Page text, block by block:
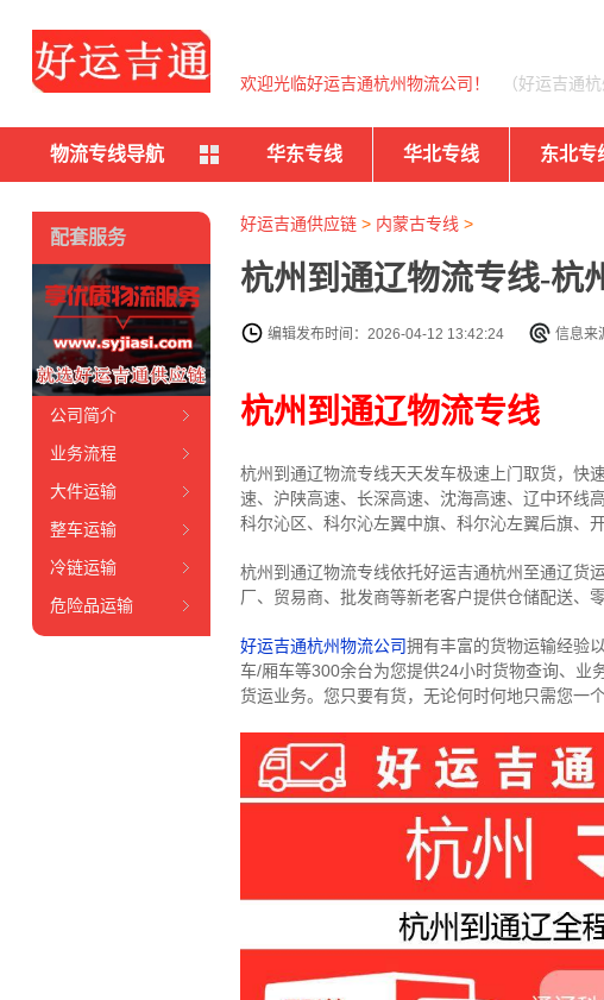
欢迎光临好运吉通杭州物流公司！ （好运吉通
物流专线导航 华东专线 华北专线 东北专
好运吉通供应链> 内蒙古专线 >
杭州到通辽物流专线-杭
编辑发布时间：2026-04-12 13:42:24 信息来
杭州到通辽物流专线
杭州到通辽物流专线天天发车极速上门取货，快
速、沪陕高速、长深高速、沈海高速、辽中环线
科尔沁区、科尔沁左翼中旗、科尔沁左翼后旗、
杭州到通辽物流专线依托好运吉通杭州至通辽货
厂、贸易商、批发商等新老客户提供仓储配送、
好运吉通杭州物流公司拥有丰富的货物运输经验
车/厢车等300余台为您提供24小时货物查询、业
货运业务。 您只要有货，无论何时何地只需您一
配套服务
公司简介
业务流程
大件运输
整车运输
冷链运输
危险品运输